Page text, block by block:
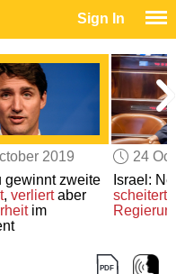
Sign In
2019
gewinnt zweite
, verliertaber
im
24
Israel:
scheitert